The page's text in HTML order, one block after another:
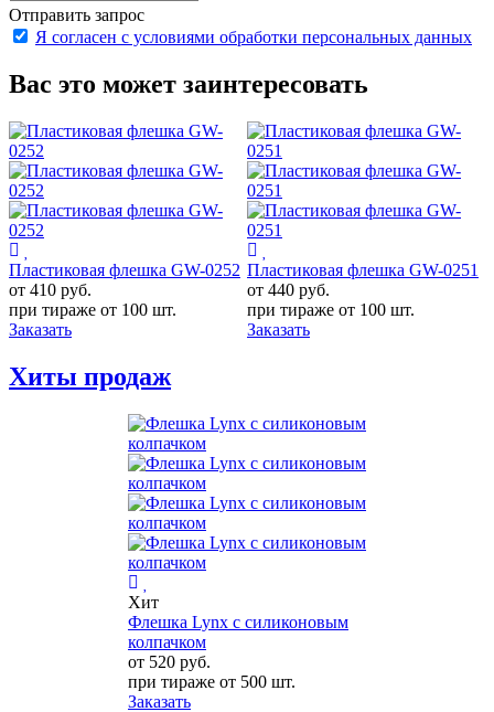
Отправить запрос
Я согласен с условиями обработки персональных данных
Вас это может заинтересовать
Пластиковая флешка GW-0251
от 440 руб.
при тираже от 100 шт.
Заказать
Пластиковая флешка GW-0240
от 480 руб.
при тираже от 100 шт.
Заказать
Хиты продаж
Хит
Флешка Lynx с силиконовым
колпачком
от 520 руб.
при тираже от 500 шт.
Заказать